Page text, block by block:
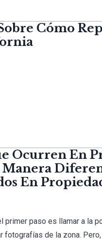
Cómo
Ocurren En
En
primer paso es llamar a la
fotografías de la zona.